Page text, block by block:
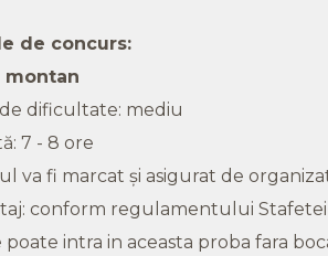
de concurs:
montan
dificultate: mediu
7 - 8 ore
va fi marcat şi asigurat de
conform regulamentului
poate intra in aceasta proba fara